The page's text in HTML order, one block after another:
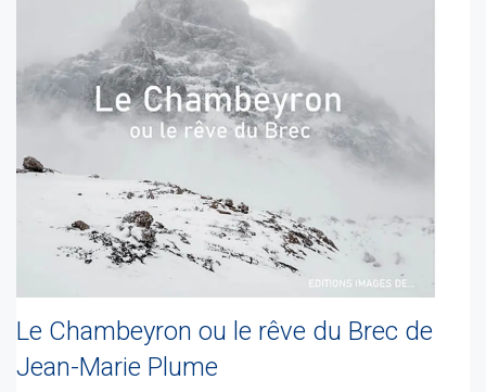
Le Chambeyron ou le rêve du Brec de
Jean-Marie Plume